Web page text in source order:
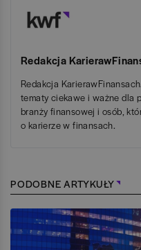
Redakcja
Redakcja
tematy ciekawe i ważne dla
branży finansowej i osób,
o karierze w finansach.
PODOBNE ARTYKUŁY